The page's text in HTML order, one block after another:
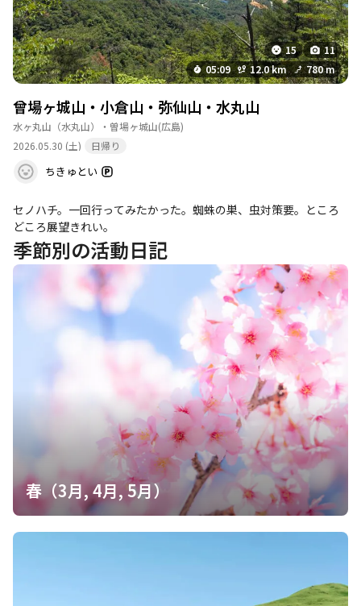
15
11
05:09
12.0 km 780 m
曾場ヶ城山・小倉山・弥仙山・水丸山
水ヶ丸山（水丸山）・曽場ヶ城山(広島)
2026.05.30 (土)
日帰り
ちきゅとい
セノハチ。一回行ってみたかった。蜘蛛の巣、虫対策要。ところ
どころ展望きれい。
季節別の活動日記
春（3月, 4月, 5月）